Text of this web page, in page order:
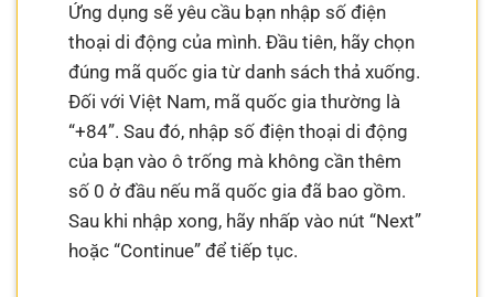
Ứng dụng sẽ yêu cầu bạn nhập số điện
thoại di động của mình. Đầu tiên, hãy chọn
đúng mã quốc gia từ danh sách thả xuống.
Đối với Việt Nam, mã quốc gia thường là
“+84”. Sau đó, nhập số điện thoại di động
của bạn vào ô trống mà không cần thêm
số 0 ở đầu nếu mã quốc gia đã bao gồm.
Sau khi nhập xong, hãy nhấp vào nút “Next”
hoặc “Continue” để tiếp tục.